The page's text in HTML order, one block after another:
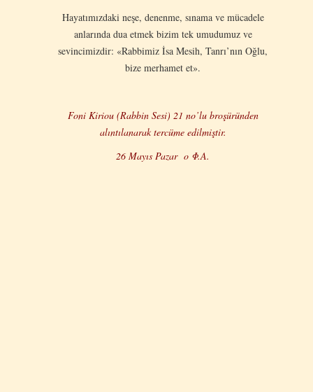
Hayatımızdaki neşe, denenme, sınama ve mücadele
anlarında dua etmek bizim tek umudumuz ve
sevincimizdir: «Rabbimiz İsa Mesih, Tanrı’nın Oğlu,
bize merhamet et».
Foni Kiriou (Rabbin Sesi) 21 no’lu broşüründen
alıntılanarak tercüme edilmiştir.
26 Mayıs Pazar ο Φ.Α.